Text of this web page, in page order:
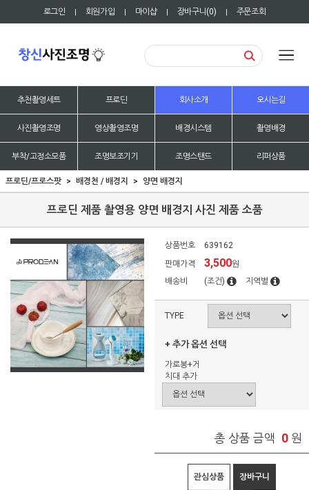
로그인 | 회원가입 | 마이샵 | 장바구니(0) | 주문조회
추천촬영세트 프로딘 회사소개 오시는길
사진촬영조명 영상촬영조명 배경시스템 촬영배경
부착/고정소모품 조명보조기기 조명스탠드 리퍼상품
프로딘/프로스팟 배경천 / 배경지 양면 배경지
프로딘 제품 촬영용 양면 배경지 사진 제품 소품
상품번호
639162
판매가격
3,500원
배송비
(조건) 지역별
TYPE
+ 추가 옵션 선택
가로봉+거
치대 추가
총 상품 금액 0 원
관심상품 장바구니